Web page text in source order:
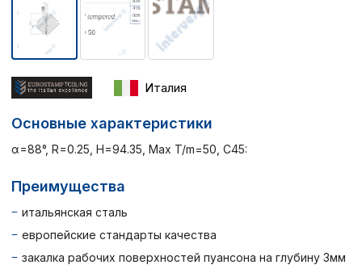
Италия
Основные характеристики
α=88°, R=0.25, H=94.35, Max T/m=50, C45:
Преимущества
итальянская сталь
европейские стандарты качества
закалка рабочих поверхностей пуансона на глубину 3мм